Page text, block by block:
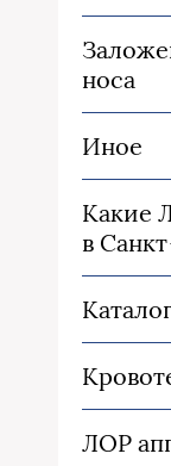
носа
Иное
Какие
в
ЛОР